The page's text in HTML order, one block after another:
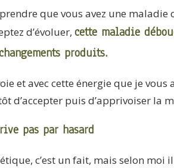
que vous avez une
d’évoluer, cette maladie
produits.
et avec cette énergie que je
d’accepter puis d’apprivoiser la
pas par hasard
c’est un fait, mais selon moi